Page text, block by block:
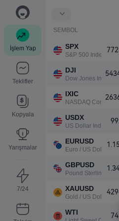
İşlem Yap
Teklifler
Kopyala
Yarışmalar
7/24
SEMBOL
SPX
S&P 500 Index
DJI
Dow Jones
IXIC
NASDAQ
USDX
US Dollar Index
EURUSD
Euro / US Dollar
GBPUSD
Pound Sterling / US
XAUUSD
Gold / US Dollar
WTI